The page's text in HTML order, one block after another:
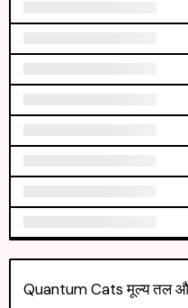
Quantum Cats मूल्य तल और